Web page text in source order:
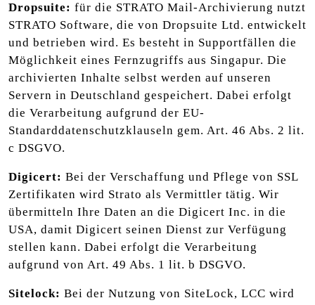
Dropsuite: für die STRATO Mail-Archivierung nutzt
STRATO Software, die von Dropsuite Ltd. entwickelt
und betrieben wird. Es besteht in Supportfällen die
Möglichkeit eines Fernzugriffs aus Singapur. Die
archivierten Inhalte selbst werden auf unseren
Servern in Deutschland gespeichert. Dabei erfolgt
die Verarbeitung aufgrund der EU-
Standarddatenschutzklauseln gem. Art. 46 Abs. 2 lit.
c DSGVO.
Digicert: Bei der Verschaffung und Pflege von SSL
Zertifikaten wird Strato als Vermittler tätig. Wir
übermitteln Ihre Daten an die Digicert Inc. in die
USA, damit Digicert seinen Dienst zur Verfügung
stellen kann. Dabei erfolgt die Verarbeitung
aufgrund von Art. 49 Abs. 1 lit. b DSGVO.
Sitelock: Bei der Nutzung von SiteLock, LCC wird